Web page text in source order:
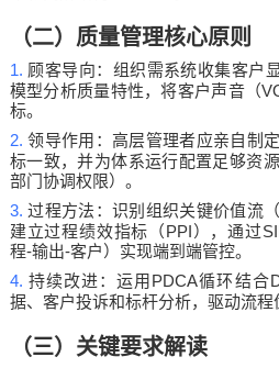
（二）质量管理核心原则
1. 顾客导向：组织需系统收集客户
模型分析质量特性，将客户声音（
标。
2.领导作用：高层管理者应亲自制
标一致，并为体系运行配置足够资
部门协调权限）。
3.过程方法：识别组织关键价值流
建立过程绩效指标（PPI），通过
程-输出-客户）实现端到端管控。
4.持续改进：运用 PDCA循环结合
据、客户投诉和标杆分析，驱动流程
（三）关键要求解读